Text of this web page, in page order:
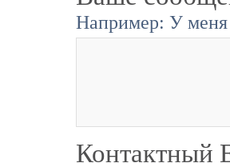
Например: У меня
Контактный